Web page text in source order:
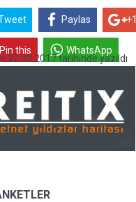
Paylas +1
Pin this WhatsApp
22.02.2017 tarihinde yazıldı